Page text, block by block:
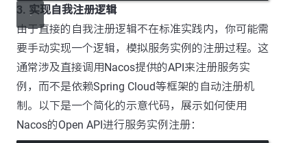
3. 实现自我注册逻辑
由于直接的自我注册逻辑不在标准实践内，你可能需
要手动实现一个逻辑，模拟服务实例的注册过程。这
通常涉及直接调用Nacos提供的API来注册服务实
例，而不是依赖Spring Cloud等框架的自动注册机
制。以下是一个简化的示意代码，展示如何使用
Nacos的Open API进行服务实例注册：